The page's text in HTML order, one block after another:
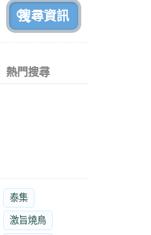
熱門搜尋
泰集
激旨燒鳥